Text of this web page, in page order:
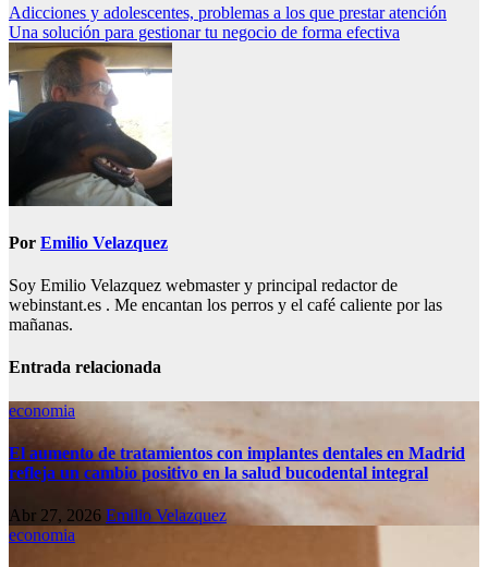
Navegación
de
entradas
Adicciones y adolescentes, problemas a los que prestar atención
Una solución para gestionar tu negocio de forma efectiva
Por Emilio Velazquez
Soy Emilio Velazquez webmaster y principal redactor de
webinstant.es . Me encantan los perros y el café caliente por las
mañanas.
Entrada relacionada
economia
El aumento de tratamientos con implantes dentales en Madrid
refleja un cambio positivo en la salud bucodental integral
Abr 27, 2026 Emilio Velazquez
economia